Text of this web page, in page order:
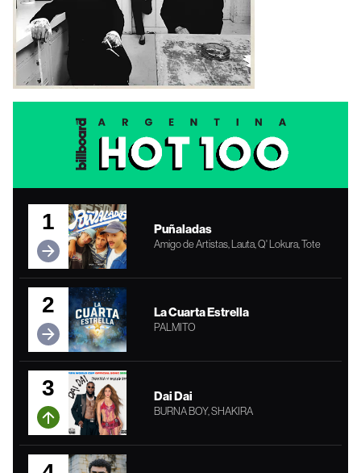
1 Puñaladas
Amigo de Artistas, Lauta, Q' Lokura, Tote
2 La Cuarta Estrella
PALMITO
3 Dai Dai
BURNA BOY, SHAKIRA